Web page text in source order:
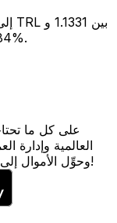
1.1884. كان المتوسط 1.1626 مع تقلبات 0.27%.
العالمية وإدارة
وحوِّل الأموال إلى الخارج بدون رسوم خفية. قم بالتحميل اليوم!